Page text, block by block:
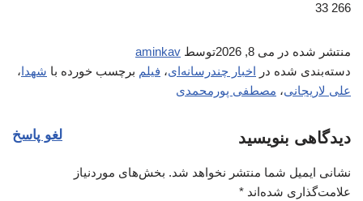
266 33
منتشر شده در می 8, 2026 توسط aminkav
دسته‌بندی شده در اخبار چندرسانه‌ای، فیلم برچسب خورده با شهدا،
علی لاریجانی، مصطفی پورمحمدی
دیدگاهی بنویسید لغو پاسخ
نشانی ایمیل شما منتشر نخواهد شد. بخش‌های موردنیاز
علامت‌گذاری شده‌اند *